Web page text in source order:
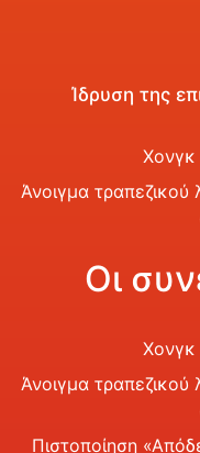
Ίδρυση της
Άνοιγμα
Οι
Άνοιγμα
Πιστοποίηση